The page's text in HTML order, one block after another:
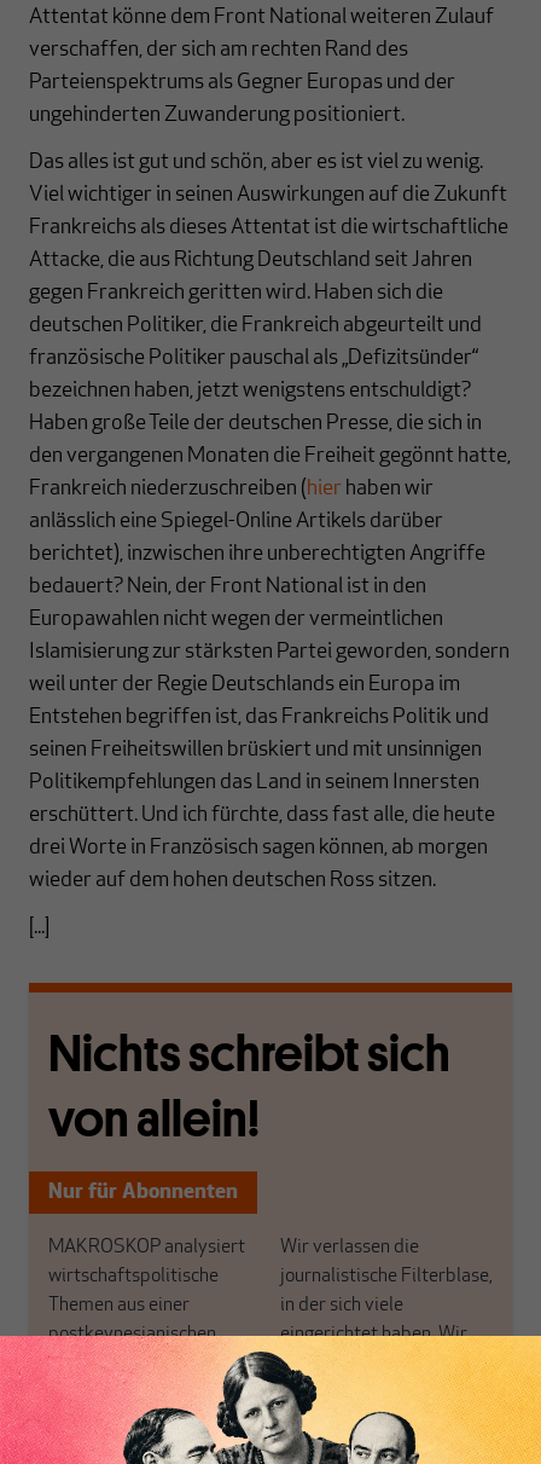
Attentat könne dem Front National weiteren Zulauf
verschaffen, der sich am rechten Rand des
Parteienspektrums als Gegner Europas und der
ungehinderten Zuwanderung positioniert.
Das alles ist gut und schön, aber es ist viel zu wenig.
Viel wichtiger in seinen Auswirkungen auf die Zukunft
Frankreichs als dieses Attentat ist die wirtschaftliche
Attacke, die aus Richtung Deutschland seit Jahren
gegen Frankreich geritten wird. Haben sich die
deutschen Politiker, die Frankreich abgeurteilt und
französische Politiker pauschal als „Defizitsünder“
bezeichnen haben, jetzt wenigstens entschuldigt?
Haben große Teile der deutschen Presse, die sich in
den vergangenen Monaten die Freiheit gegönnt hatte,
Frankreich niederzuschreiben (hier haben wir
anlässlich eine Spiegel-Online Artikels darüber
berichtet), inzwischen ihre unberechtigten Angriffe
bedauert? Nein, der Front National ist in den
Europawahlen nicht wegen der vermeintlichen
Islamisierung zur stärksten Partei geworden, sondern
weil unter der Regie Deutschlands ein Europa im
Entstehen begriffen ist, das Frankreichs Politik und
seinen Freiheitswillen brüskiert und mit unsinnigen
Politikempfehlungen das Land in seinem Innersten
erschüttert. Und ich fürchte, dass fast alle, die heute
drei Worte in Französisch sagen können, ab morgen
wieder auf dem hohen deutschen Ross sitzen.
[...]
Nichts schreibt sich
von allein!
Nur für Abonnenten
MAKROSKOP analysiert
wirtschaftspolitische
Themen aus einer
postkeynesianischen
Perspektive und ist damit
in Deutschland einzigartig.
MAKROSKOP steht für
das große Ganze. Wir
Wir verlassen die
journalistische Filterblase,
in der sich viele
eingerichtet haben. Wir
öffnen Fenster und
bringen frische Luft in die
engen und verstaubten
Debattenräume.